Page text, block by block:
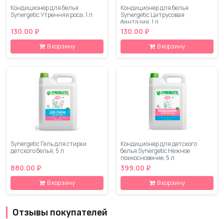
Кондиционер для белья
Synergetic Утренняя роса, 1 л
130.00 ₽
В корзину
Кондиционер для белья
Synergetic Цитрусовая
фантазия, 1 л
130.00 ₽
В корзину
Synergetic Гель для стирки
детского белья, 5 л
880.00 ₽
В корзину
Кондиционер для детского
белья Synergetic Нежное
прикосновение, 5 л
399.00 ₽
В корзину
Отзывы покупателей